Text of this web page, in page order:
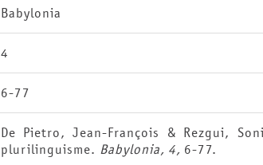
Babylonia
4
6-77
De Pietro, Jean-François & Rezgui,
plurilinguisme. Babylonia, 4, 6-77.